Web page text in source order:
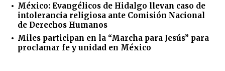
México: Evangélicos de Hidalgo llevan caso de
intolerancia religiosa ante Comisión Nacional
de Derechos Humanos
Miles participan en la “Marcha para Jesús” para
proclamar fe y unidad en México